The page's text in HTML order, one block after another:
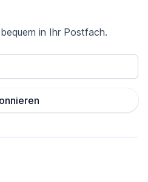
in Ihr Postfach.